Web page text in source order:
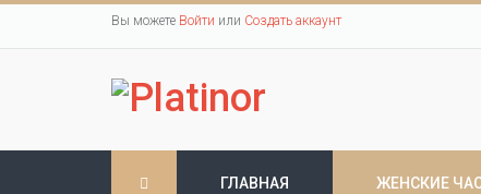
Вы можете Войти или Создать аккаунт
ГЛАВНАЯ ЖЕНСКИЕ